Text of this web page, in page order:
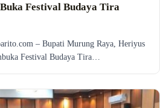
Festival Budaya Tira
– Bupati Murung Raya, Heriyus
Festival Budaya Tira…